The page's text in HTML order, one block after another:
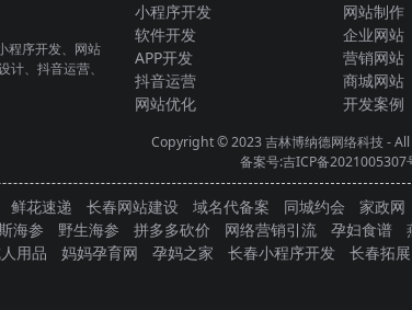
程序开发、网站
计、抖音运营、
小程序开发
软件开发
APP开发
抖音运营
网站优化
网站制作
企业网站
营销网站
商城网站
开发案例
Copyright © 2023吉林博纳德网络科技- All
备案号:吉ICP备2021005307
鲜花速递 长春网站建设 域名代备案 同城约会 家政网
海参 野生海参 拼多多砍价 网络营销引流 孕妇食谱
用品 妈妈孕育网 孕妈之家 长春小程序开发 长春拓展